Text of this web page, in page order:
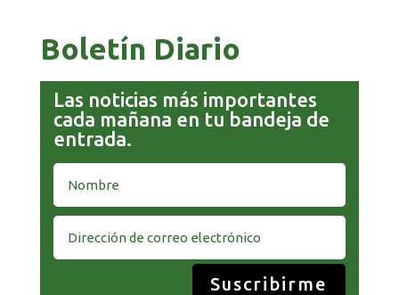
Boletín Diario
Las noticias más importantes
cada mañana en tu bandeja de
entrada.
Suscribirme